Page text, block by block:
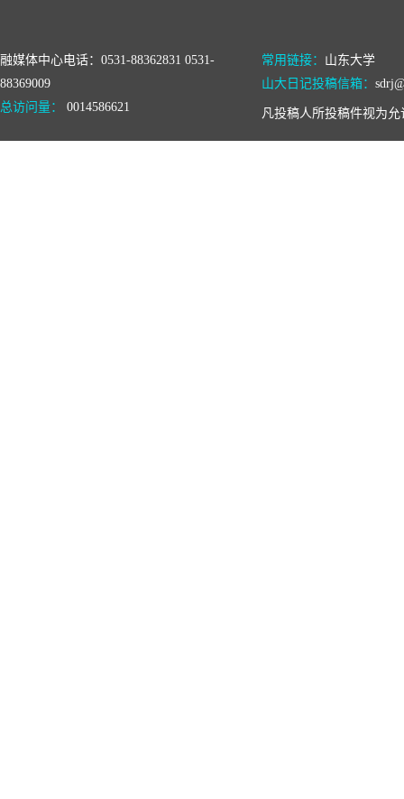
融媒体中心电话：0531-88362831 0531-
88369009
常用链接： 山东大学
山大日记投稿信箱：
总访问量：
0014586621 凡投稿人所投稿件视为